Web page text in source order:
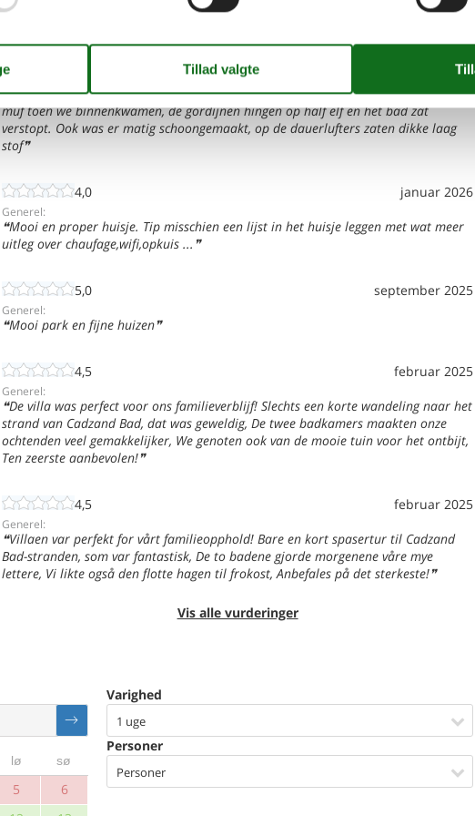
3,2 marts 2026
Op zich was alles prima georganiseerd ook goed ontvangen bij de receptie en het
is een mooi park met veel voorzieningen. Minpunt was het huisje zelf, het stonk
muf toen we binnenkwamen, de gordijnen hingen op half elf en het bad zat
verstopt. Ook was er matig schoongemaakt, op de dauerlufters zaten dikke laag
stof
4,0 januar 2026
Generel:
Mooi en proper huisje. Tip misschien een lijst in het huisje leggen met wat meer
uitleg over chaufage,wifi,opkuis ...
5,0 september 2025
Generel:
Mooi park en fijne huizen
4,5 februar 2025
Generel:
De villa was perfect voor ons familieverblijf! Slechts een korte wandeling naar het
strand van Cadzand Bad, dat was geweldig, De twee badkamers maakten onze
ochtenden veel gemakkelijker, We genoten ook van de mooie tuin voor het ontbijt,
Ten zeerste aanbevolen!
4,5 februar 2025
Generel:
Villaen var perfekt for vårt familieopphold! Bare en kort spasertur til Cadzand
Bad-stranden, som var fantastisk, De to badene gjorde morgenene våre mye
lettere, Vi likte også den flotte hagen til frokost, Anbefales på det sterkeste!
Vis alle vurderinger
lø
sø
5 6
Varighed
1 uge
Personer
Personer